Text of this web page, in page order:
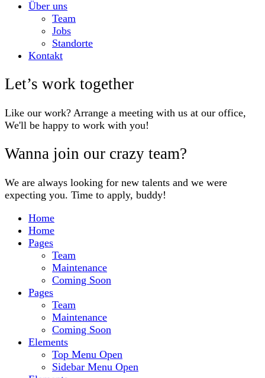
Über uns
Team
Jobs
Standorte
Kontakt
Let’s work together
Like our work? Arrange a meeting with us at our office,
We'll be happy to work with you!
Wanna join our crazy team?
We are always looking for new talents and we were
expecting you. Time to apply, buddy!
Home
Home
Pages
Team
Maintenance
Coming Soon
Pages
Team
Maintenance
Coming Soon
Elements
Top Menu Open
Sidebar Menu Open